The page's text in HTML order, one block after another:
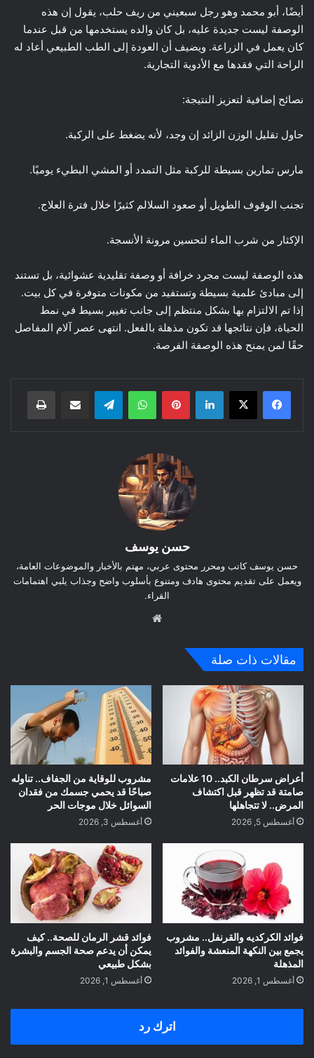
أيضًا، أبو محمد وهو رجل سبعيني من ريف حلب، يقول إن هذه
الوصفة ليست جديدة عليه، بل كان والده يستخدمها من قبل عندما
كان يعمل في الزراعة. ويضيف أن العودة إلى الطب الطبيعي أعاد له
الراحة التي فقدها مع الأدوية التجارية.
نصائح إضافية لتعزيز النتيجة:
حاول تقليل الوزن الزائد إن وجد، لأنه يضغط على الركبة.
مارس تمارين بسيطة للركبة مثل التمدد أو المشي البطيء يوميًا.
تجنب الوقوف الطويل أو صعود السلالم كثيرًا خلال فترة العلاج.
الإكثار من شرب الماء لتحسين مرونة الأنسجة.
هذه الوصفة ليست مجرد خرافة أو وصفة تقليدية عشوائية، بل تستند
إلى مبادئ علمية بسيطة وتستفيد من مكونات متوفرة في كل بيت.
إذا تم الالتزام بها بشكل منتظم إلى جانب تغيير بسيط في نمط
الحياة، فإن نتائجها قد تكون مذهلة بالفعل. انتهى عصر آلام المفاصل
حقًا لمن يمنح هذه الوصفة الفرصة.
لينكدإن بينتيريست واتساب
حسن يوسف
حسن يوسف كاتب ومحرر محتوى عربي، مهتم بالأخبار والموضوعات العامة،
ويعمل على تقديم محتوى هادف ومتنوع بأسلوب واضح وجذاب يلبي اهتمامات
القراء.
مقالات ذات صلة
أعراض سرطان الكبد.. 10 علامات
صامتة قد تظهر قبل اكتشاف
المرض.. لا تتجاهلها
أغسطس 5, 2026
مشروب للوقاية من الجفاف.. تناوله
صباحًا قد يحمي جسمك من فقدان
السوائل خلال موجات الحر
أغسطس 3, 2026
فوائد الكركديه والقرنفل.. مشروب
يجمع بين النكهة المنعشة والفوائد
المذهلة
أغسطس 1, 2026
فوائد قشر الرمان للصحة.. كيف
يمكن أن يدعم صحة الجسم والبشرة
بشكل طبيعي
أغسطس 1, 2026
اترك رد